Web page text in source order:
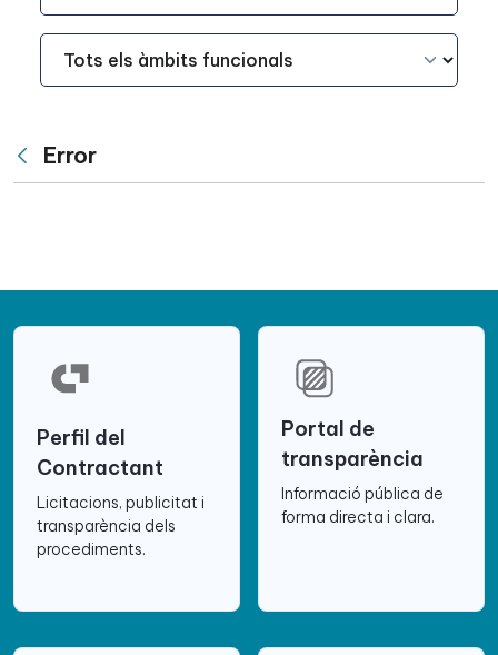
Àmbit Funcional
Vés enrere
Error
Perfil del
Contractant
Licitacions, publicitat i
transparència dels
procediments.
Portal de
transparència
Informació pública de
forma directa i clara.